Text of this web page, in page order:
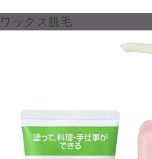
ワックス脱毛